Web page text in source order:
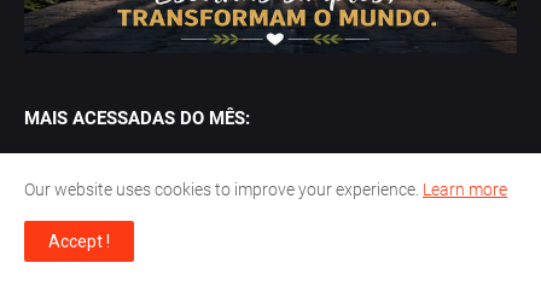
MAIS ACESSADAS DO MÊS:
BR-101
Our website uses cookies to improve your experience. Learn more
Accept !